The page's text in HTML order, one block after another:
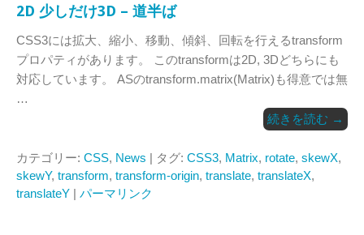
2D 少しだけ3D – 道半ば
CSS3には拡大、縮小、移動、傾斜、回転を行えるtransform
プロパティがあります。 このtransformは2D, 3Dどちらにも
対応しています。 ASのtransform.matrix(Matrix)も得意では無
…
続きを読む →
カテゴリー: CSS, News | タグ: CSS3, Matrix, rotate, skewX,
skewY, transform, transform-origin, translate, translateX,
translateY | パーマリンク